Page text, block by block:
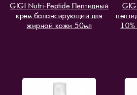
GIGI Nutri-Peptide Пептидный
крем балансирующий для
жирной кожи 50мл